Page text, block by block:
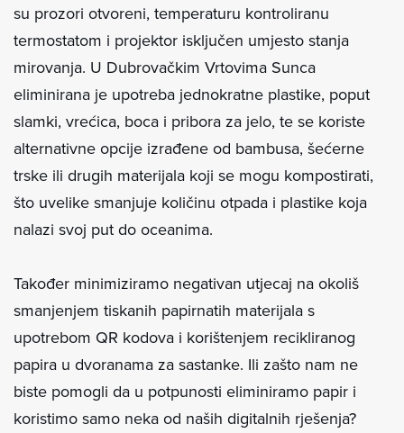
su prozori otvoreni, temperaturu kontroliranu
termostatom i projektor isključen umjesto stanja
mirovanja. U Dubrovačkim Vrtovima Sunca
eliminirana je upotreba jednokratne plastike, poput
slamki, vrećica, boca i pribora za jelo, te se koriste
alternativne opcije izrađene od bambusa, šećerne
trske ili drugih materijala koji se mogu kompostirati,
što uvelike smanjuje količinu otpada i plastike koja
nalazi svoj put do oceanima.
Također minimiziramo negativan utjecaj na okoliš
smanjenjem tiskanih papirnatih materijala s
upotrebom QR kodova i korištenjem recikliranog
papira u dvoranama za sastanke. Ili zašto nam ne
biste pomogli da u potpunosti eliminiramo papir i
koristimo samo neka od naših digitalnih rješenja?